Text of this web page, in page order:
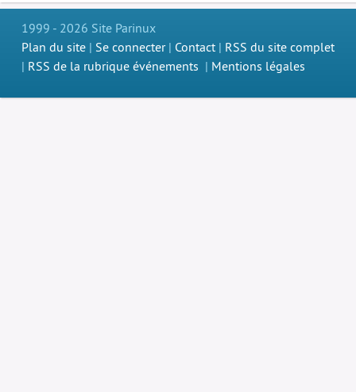
1999 - 2026 Site Parinux
Plan du site | Se connecter| Contact | RSS du site complet
| RSS de la rubrique événements | Mentions légales